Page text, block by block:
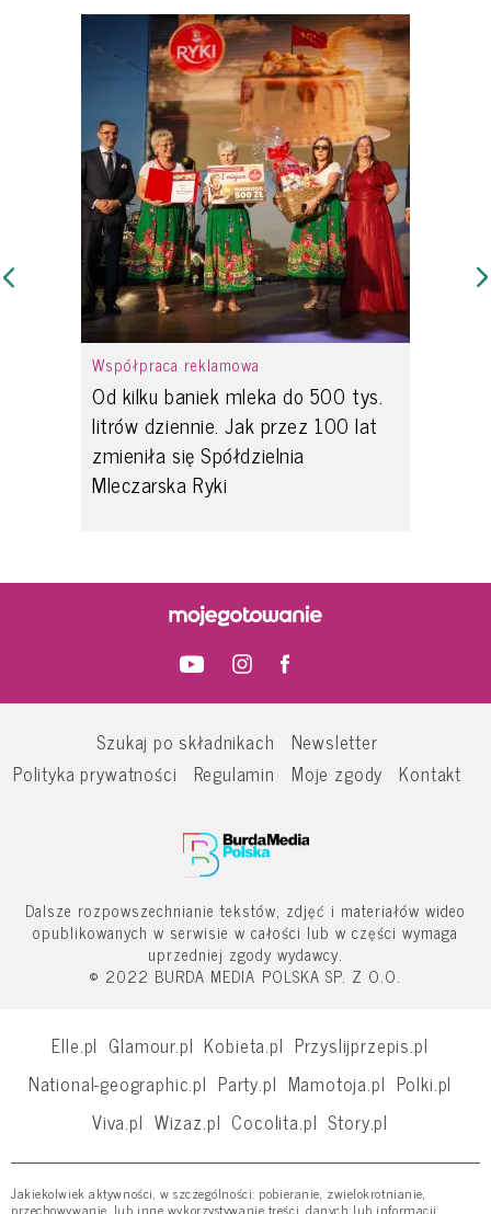
Współpraca reklamowa
Od kilku baniek mleka do 500 tys.
litrów dziennie. Jak przez 100 lat
zmieniła się Spółdzielnia
Mleczarska Ryki
Szukaj po składnikach
Newsletter
Polityka prywatności
Regulamin Moje zgody Kontakt
Dalsze rozpowszechnianie tekstów, zdjęć i materiałów wideo
opublikowanych w serwisie w całości lub w części wymaga
uprzedniej zgody wydawcy.
© 2022 BURDA MEDIA POLSKA SP. Z O.O.
Elle.pl Glamour.pl Kobieta.pl Przyslijprzepis.pl
National-geographic.pl Party.pl Mamotoja.pl Polki.pl
Viva.pl Wizaz.pl Cocolita.pl Story.pl
Jakiekolwiek aktywności, w szczególności: pobieranie, zwielokrotnianie,
przechowywanie, lub inne wykorzystywanie treści, danych lub informacji